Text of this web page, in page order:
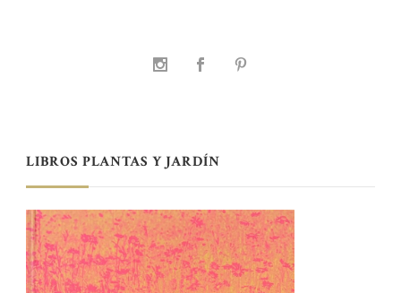
LIBROS PLANTAS Y JARDÍN